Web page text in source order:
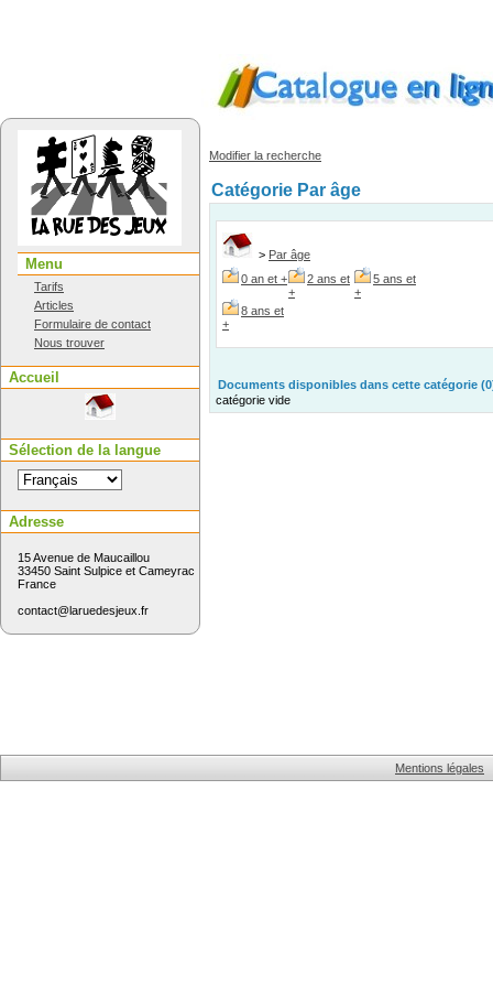
Modifier la recherche
Catégorie Par âge
> Par âge
0 an et +
2 ans et
+
5 ans et
+
8 ans et
+
Documents disponibles dans cette catégorie (0
catégorie vide
Mentions légales
Menu
Tarifs
Articles
Formulaire de contact
Nous trouver
Accueil
Sélection de la langue
Adresse
15 Avenue de Maucaillou
33450 Saint Sulpice et Cameyrac
France
contact@laruedesjeux.fr